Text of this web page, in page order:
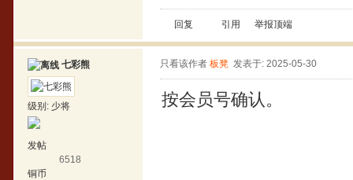
回复 引用 举报顶端
七彩熊
级别: 少将
发帖
6518
铜币
只看该作者 板凳 发表于: 2025-05-30
按会员号确认。